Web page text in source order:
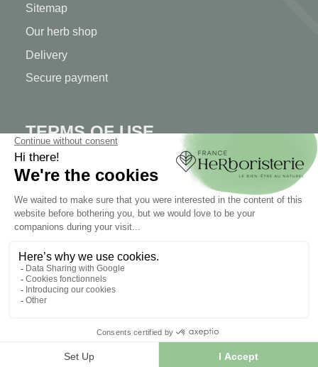
Sitemap
Our herb shop
Delivery
Secure payment
TERMS OF USE
Terms of use
Terms and conditions of sale
© 2026 - FranceHerboristerie. Conception web par